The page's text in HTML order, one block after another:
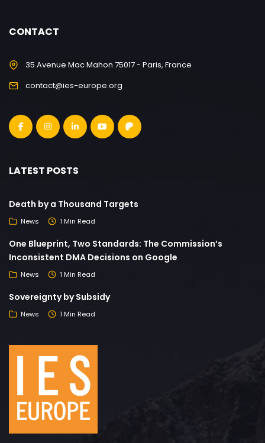
CONTACT
35 Avenue Mac Mahon 75017 - Paris, France
contact@ies-europe.org
LATEST POSTS
Death by a Thousand Targets
News 1 Min Read
One Blueprint, Two Standards: The Commission’s
Inconsistent DMA Decisions on Google
News 1 Min Read
Sovereignty by Subsidy
News 1 Min Read